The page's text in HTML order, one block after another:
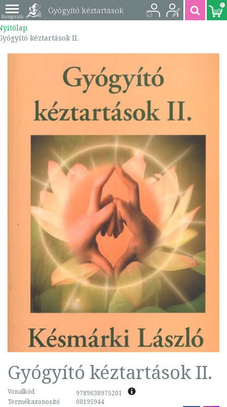
Gyógyító kéztartások
0
kéztartások II.
Gyógyító kéztartások II.
Vonalkód
9789638975201
Termékazonosító
00195944